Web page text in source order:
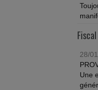
28/
Une